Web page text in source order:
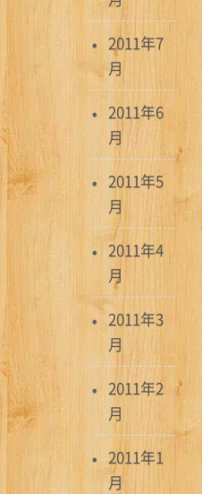
2011年7
月
2011年6
月
2011年5
月
2011年4
月
2011年3
月
2011年2
月
2011年1
月